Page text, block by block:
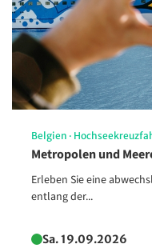
Belgien ·
Metropolen und
Erleben Sie eine
entlang der...
Sa. 19.09.2026